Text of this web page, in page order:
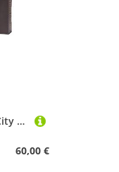
Apollo Cityroller Artemis City Scooter, klappbar und höhenverstellbar, für Kinder
60,00 €